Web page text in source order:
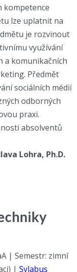
kompetence
lze uplatnit na
je rozvinout
využívání
a komunikačních
Předmět
sociálních médií
odborných
praxi.
absolventů
Lohra, Ph.D.
| Semestr: zimní
| Sylabus